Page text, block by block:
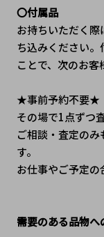
〇付属品
お持ちいただく
ち込みください。
ことで、次のお客
★事前予約不要★
その場で1点ずつ
ご相談・査定の
す。
お仕事やご予定の
需要のある品物へ